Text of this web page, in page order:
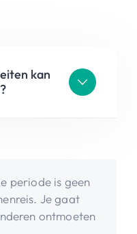
kan
periode is geen
Je gaat
ontmoeten